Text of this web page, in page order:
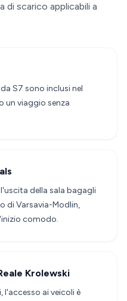
di scarico applicabili a
S7 sono inclusi nel
un viaggio senza
della sala bagagli
di Varsavia-Modlin,
comodo.
Krolewski
l'accesso ai veicoli è